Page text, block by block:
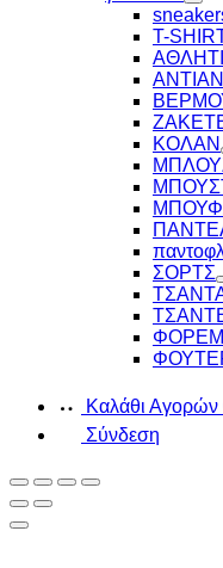
T-
ΚΟΛΑΝ
ΣΟΡΤΣ
Καλάθι Αγορών
Σύνδεση